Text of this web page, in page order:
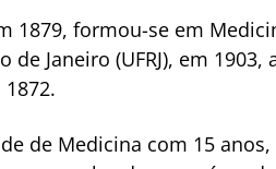
1879, formou-se em
Janeiro (UFRJ), em
de Medicina com 15